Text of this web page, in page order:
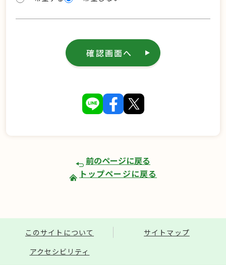
確認画面へ
前のページに戻る
トップページに戻る
このサイトについて
サイトマップ
アクセシビリティ